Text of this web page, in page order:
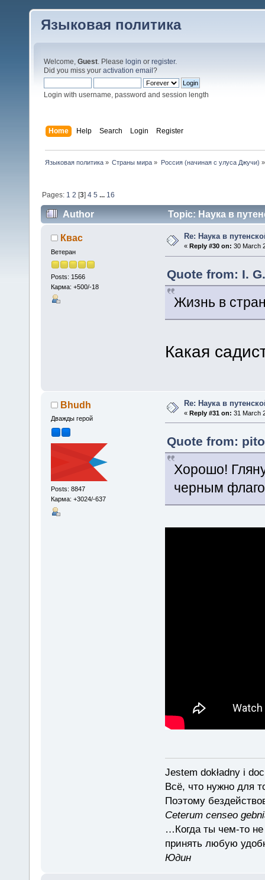
Языковая политика
Welcome, Guest. Please login or register.
Did you miss your activation email ?
Login with username, password and session length
Home Help Search Login Register
Языковая политика» Страны мира » Россия (начиная с улуса Джучи) »
Pages: 1 2 [3]4 5 ... 16
Author Topic: Наука в
Квас
Ветеран
Posts: 1566
Карма: +500/-18
Re: Наука в
«Reply #30 on: 30 March
Quote from: I.
Жизнь в
Какая
Bhudh
Дважды герой
Posts: 8847
Карма: +3024/-637
Re: Наука в
«Reply #31 on: 31 March
Quote from:
Хорошо!
черным
Jestem dokładny i
Всё, что нужно для
Поэтому
Ceterum censeo
…Когда ты чем-то не
принять любую
Юдин